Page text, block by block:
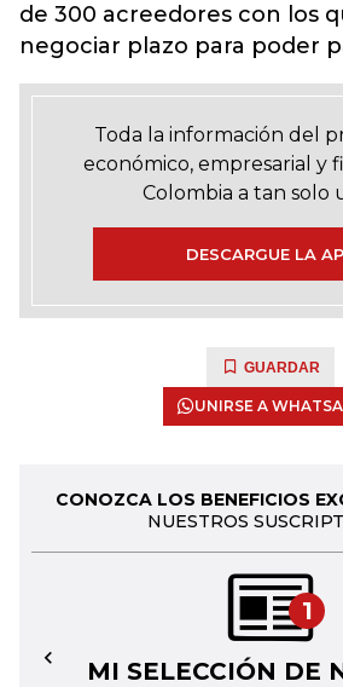
de 300 acreedores con los
negociar plazo para poder
Toda la información del
económico, empresarial y
Colombia a tan solo
DESCARGUE LA
GUARDAR
UNIRSE A
CONOZCA LOS BENEFICIOS
NUESTROS
1
MI SELECCIÓN DE
←